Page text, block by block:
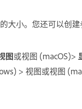
大小。您还可以创
图或视图 (macOS)>
> 视图或视图